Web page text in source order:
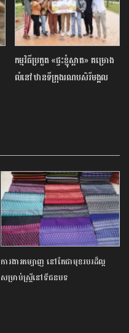
កម្មវិធីប្រកួត «ផ្ទះខ្ញុំស្អាត» គម្រោង
លំនៅឋានទីក្រុងរណបសិរីមង្គល
ការងារតម្បាញ នៅតែជាមុខរបរដ៏ល្អ
សម្រាប់ស្ត្រីនៅទីជនបទ